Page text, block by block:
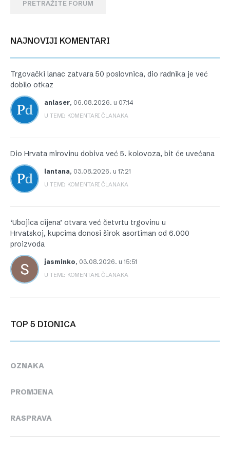
PRETRAŽITE FORUM
NAJNOVIJI KOMENTARI
Trgovački lanac zatvara 50 poslovnica, dio radnika je već
dobilo otkaz
anlaser, 06.08.2026. u 07:14
U TEMI: KOMENTARI ČLANAKA
Dio Hrvata mirovinu dobiva već 5. kolovoza, bit će uvećana
lantana, 03.08.2026. u 17:21
U TEMI: KOMENTARI ČLANAKA
‘Ubojica cijena’ otvara već četvrtu trgovinu u
Hrvatskoj, kupcima donosi širok asortiman od 6.000
proizvoda
jasminko, 03.08.2026. u 15:51
U TEMI: KOMENTARI ČLANAKA
TOP 5 DIONICA
OZNAKA
PROMJENA
RASPRAVA